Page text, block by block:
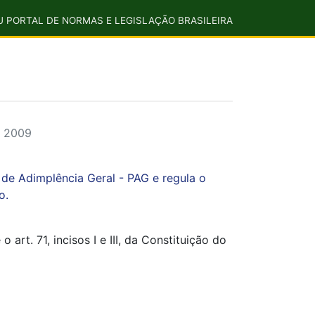
PORTAL DE NORMAS E LEGISLAÇÃO BRASILEIRA
2009
Adimplência Geral - PAG e regula o
o art. 71, incisos I e III, da Constituição do